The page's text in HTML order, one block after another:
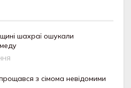
шахраї ошукали
з сімома невідомими